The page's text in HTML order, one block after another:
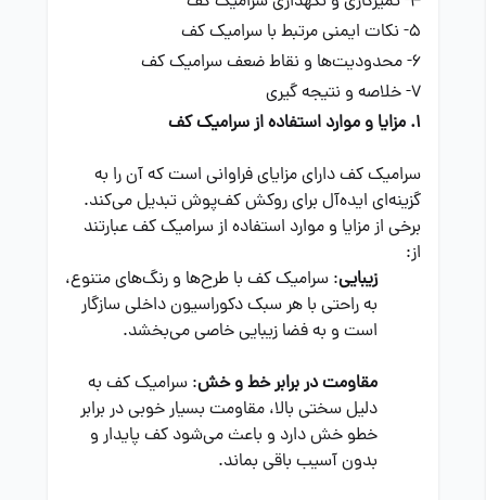
5- نکات ایمنی مرتبط با سرامیک کف
6- محدودیت‌ها و نقاط ضعف سرامیک کف
7- خلاصه و نتیجه گیری
1. مزایا و موارد استفاده از سرامیک کف
سرامیک کف دارای مزایای فراوانی است که آن را به
گزینه‌ای ایده‌آل برای روکش کف‌پوش تبدیل می‌کند.
برخی از مزایا و موارد استفاده از سرامیک کف عبارتند
از:
زیبایی: سرامیک کف با طرح‌ها و رنگ‌های متنوع،
به راحتی با هر سبک دکوراسیون داخلی سازگار
است و به فضا زیبایی خاصی می‌بخشد.
مقاومت در برابر خط و خش: سرامیک کف به
دلیل سختی بالا، مقاومت بسیار خوبی در برابر
خطو خش دارد و باعث می‌شود کف پایدار و
بدون آسیب باقی بماند.